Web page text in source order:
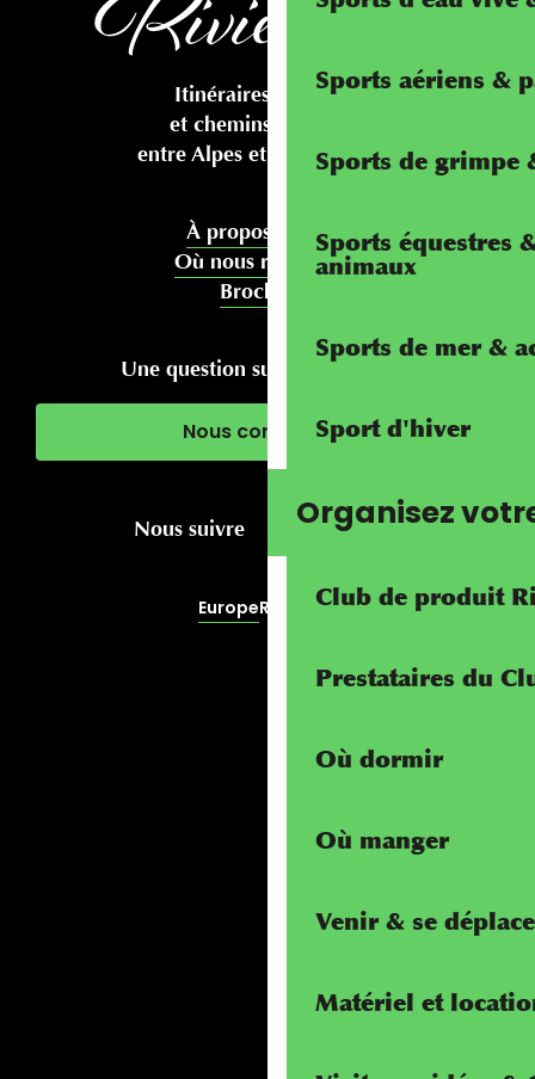
Sports aériens &
Sports de grimpe
Sports équestres
animaux
Sports de mer &
Sport d'hiver
Organisez
Club de produit
Prestataires du
Où dormir
Où manger
Venir & se
Matériel et
Itinéraires cyclables
et chemins pédestres
entre Alpes et Méditerranée
À propos de nous
Où nous rencontrer
Brochures
Une question sur votre séjour ?
Nous contacter
Nous suivre
EuropeRivierALP